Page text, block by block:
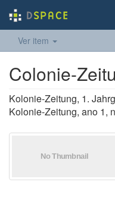
Ver item
Colonie-
Kolonie-Zeitung, 1.
Kolonie-Zeitung, ano 1,